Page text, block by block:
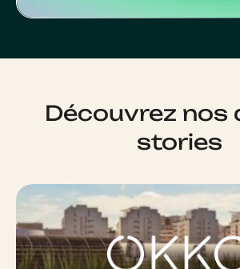
Découvrez nos
stories